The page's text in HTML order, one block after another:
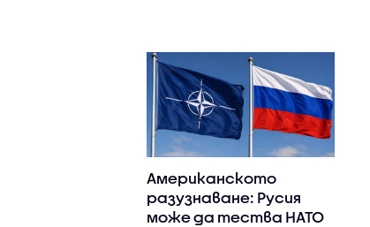
Американското
разузнаване: Русия
може да тества НАТО